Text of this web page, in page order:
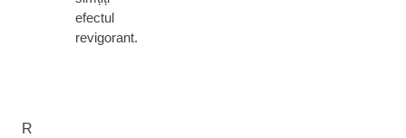
efectul
revigorant.
R